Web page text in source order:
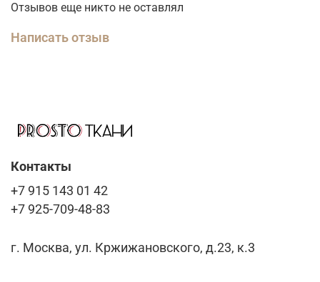
Отзывов еще никто не оставлял
Написать отзыв
Контакты
+7 915 143 01 42
+7 925-709-48-83
г. Москва, ул. Кржижановского, д.23, к.3